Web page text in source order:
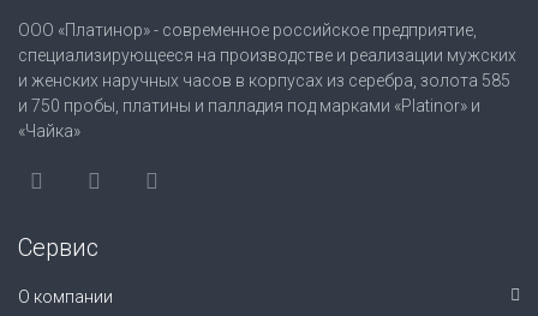
ООО «Платинор» - современное российское предприятие,
специализирующееся на производстве и реализации мужских
и женских наручных часов в корпусах из серебра, золота 585
и 750 пробы, платины и палладия под марками «Platinor» и
«Чайка»
Сервис
О компании